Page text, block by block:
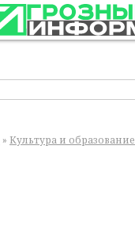
» Культура и образование